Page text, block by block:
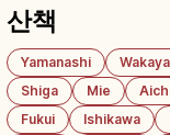
산책
Yamanashi
Shiga
Mie
Fukui
Ishikawa